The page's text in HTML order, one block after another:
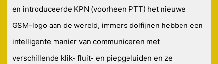
en introduceerde KPN (voorheen PTT) het nieuwe
GSM-logo aan de wereld, immers dolfijnen hebben een
intelligente manier van communiceren met
verschillende klik- fluit- en piepgeluiden en ze